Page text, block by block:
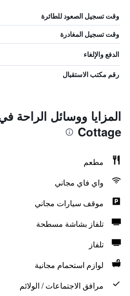
وقت تسجيل الصعود للطائرة
وقت تسجيل المغادرة
الدفع والإلغاء
رقم مكتب الاستقبال
Cottage
مطعم
واي فاي مجاني
موقف سيارات مجاني
تلفاز بشاشة مسطحة
تلفاز
لوازم استحمام مجانية
مرافق الاجتماعات / الولائم